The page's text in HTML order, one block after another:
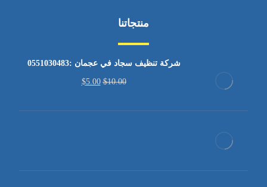
منتجاتنا
شركة تنظيف سجاد في عجمان :0551030483
$10.00
$5.00